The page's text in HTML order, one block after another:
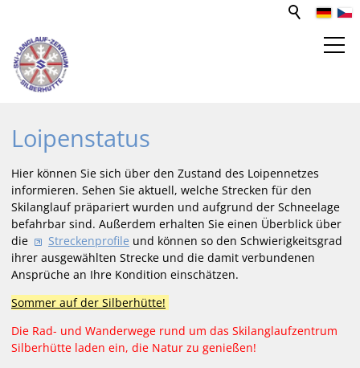
SPORT- UND FREIZEITZENTRUM
WEBCAM
LOIPEN
Loipenstatus
Loipenprofile
Wetter
VERANSTALTUNGEN
Loipenstatus
Hier können Sie sich über den Zustand des Loipennetzes
informieren. Sehen Sie aktuell, welche Strecken für den
Skilanglauf präpariert wurden und aufgrund der Schneelage
befahrbar sind. Außerdem erhalten Sie einen Überblick über
die
Streckenprofile und können so den Schwierigkeitsgrad
ihrer ausgewählten Strecke und die damit verbundenen
Ansprüche an Ihre Kondition einschätzen.
Sommer auf der Silberhütte!
Die Rad- und Wanderwege rund um das Skilanglaufzentrum
Silberhütte laden ein, die Natur zu genießen!